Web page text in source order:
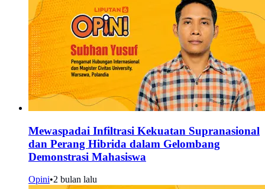
Mewaspadai Infiltrasi Kekuatan Supranasional
dan Perang Hibrida dalam Gelombang
Demonstrasi Mahasiswa
Opini•2 bulan lalu